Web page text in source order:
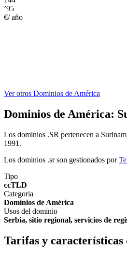
’95
€/ año
Ver otros Dominios de América
Dominios de América:
Los dominios .SR pertenecen a
1991.
Los dominios .sr son gestionados por
Tipo
ccTLD
Categoria
Dominios de América
Usos del dominio
Serbia, sitio regional, servicios de
Tarifas y características